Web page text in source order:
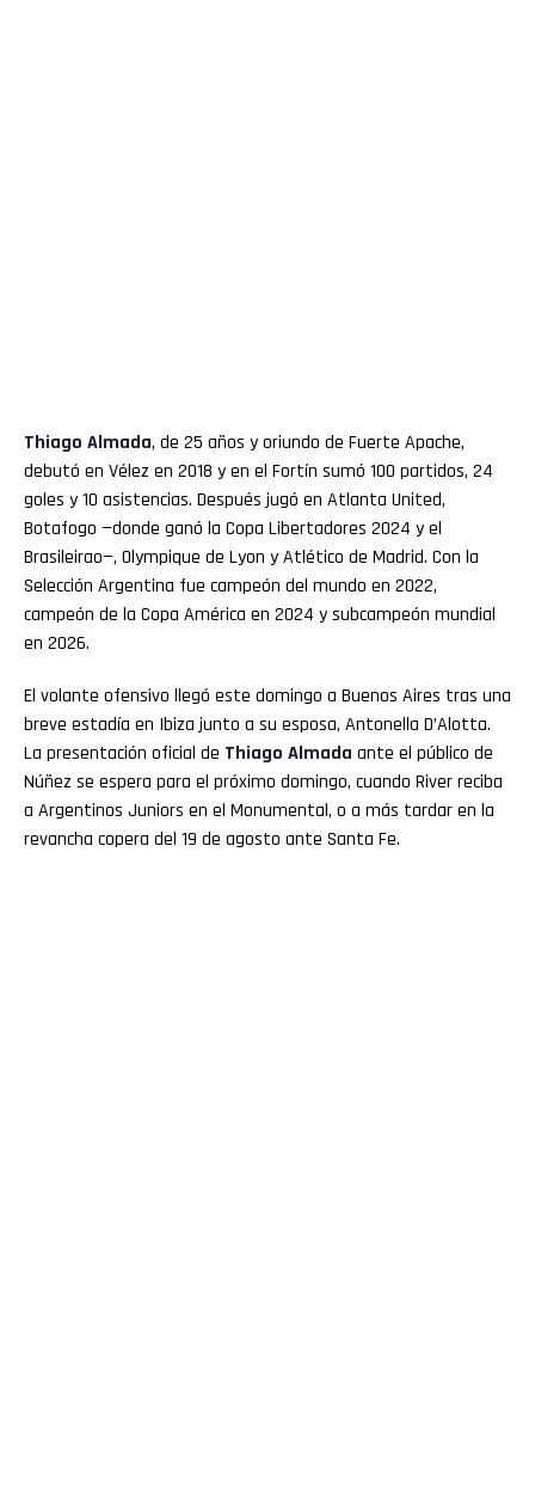
Thiago Almada, de 25 años y oriundo de Fuerte Apache,
debutó en Vélez en 2018 y en el Fortín sumó 100 partidos, 24
goles y 10 asistencias. Después jugó en Atlanta United,
Botafogo —donde ganó la Copa Libertadores 2024 y el
Brasileirao—, Olympique de Lyon y Atlético de Madrid. Con la
Selección Argentina fue campeón del mundo en 2022,
campeón de la Copa América en 2024 y subcampeón mundial
en 2026.
El volante ofensivo llegó este domingo a Buenos Aires tras una
breve estadía en Ibiza junto a su esposa, Antonella D’Alotta.
La presentación oficial de Thiago Almada ante el público de
Núñez se espera para el próximo domingo, cuando River reciba
a Argentinos Juniors en el Monumental, o a más tardar en la
revancha copera del 19 de agosto ante Santa Fe.